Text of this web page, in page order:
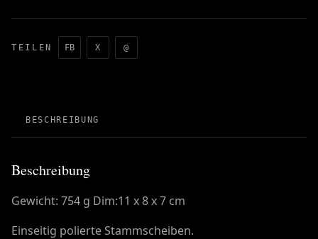
TEILEN FB X @
BESCHREIBUNG
Beschreibung
Gewicht: 754 g Dim:11 x 8 x 7 cm
Einseitig polierte Stammscheiben.